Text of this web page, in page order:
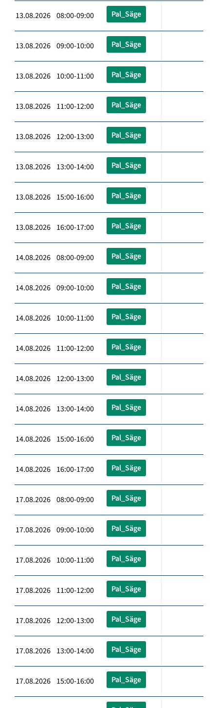
13.08.2026 08:00-09:00 Pal_Säge
13.08.2026 09:00-10:00 Pal_Säge
13.08.2026 10:00-11:00 Pal_Säge
13.08.2026 11:00-12:00 Pal_Säge
13.08.2026 12:00-13:00 Pal_Säge
13.08.2026 13:00-14:00 Pal_Säge
13.08.2026 15:00-16:00 Pal_Säge
13.08.2026 16:00-17:00 Pal_Säge
14.08.2026 08:00-09:00 Pal_Säge
14.08.2026 09:00-10:00 Pal_Säge
14.08.2026 10:00-11:00 Pal_Säge
14.08.2026 11:00-12:00 Pal_Säge
14.08.2026 12:00-13:00 Pal_Säge
14.08.2026 13:00-14:00 Pal_Säge
14.08.2026 15:00-16:00 Pal_Säge
14.08.2026 16:00-17:00 Pal_Säge
17.08.2026 08:00-09:00 Pal_Säge
17.08.2026 09:00-10:00 Pal_Säge
17.08.2026 10:00-11:00 Pal_Säge
17.08.2026 11:00-12:00 Pal_Säge
17.08.2026 12:00-13:00 Pal_Säge
17.08.2026 13:00-14:00 Pal_Säge
17.08.2026 15:00-16:00 Pal_Säge